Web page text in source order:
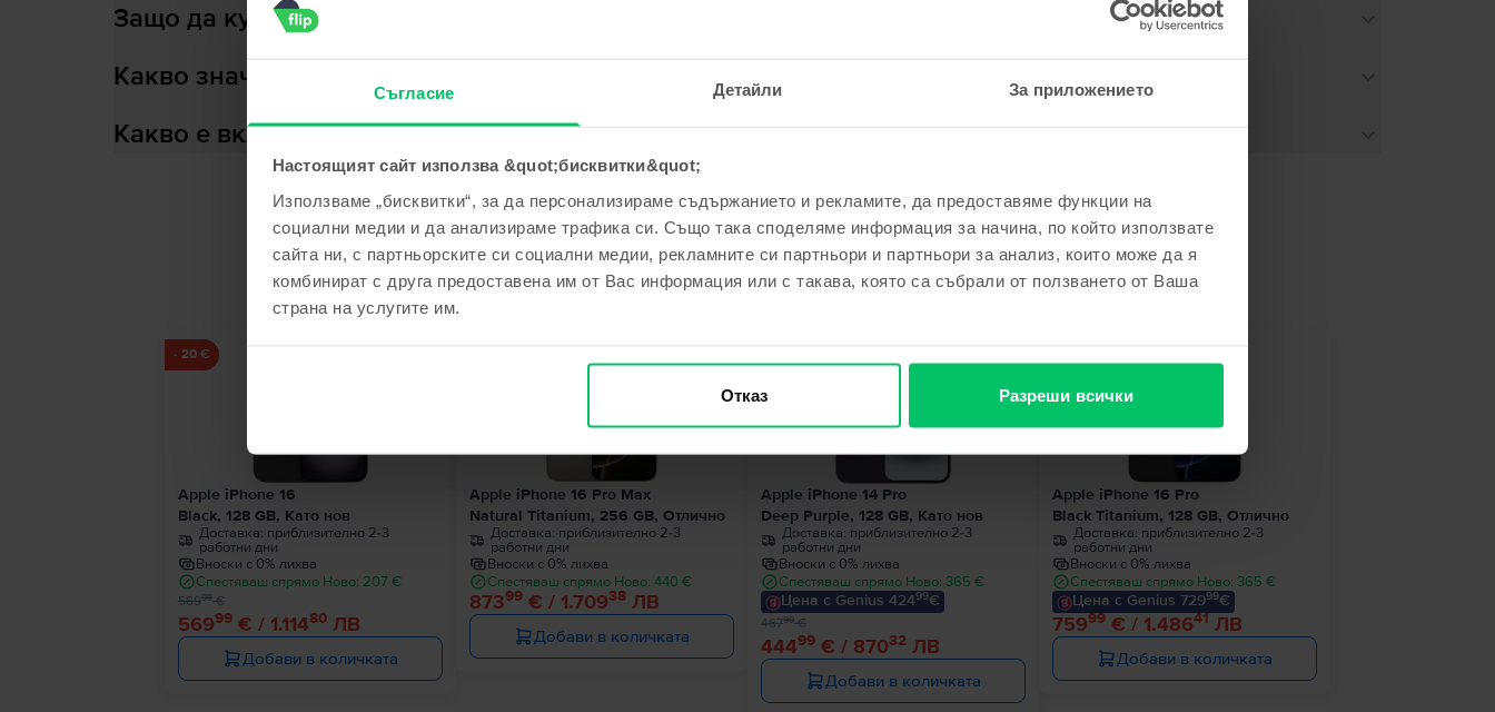
Съгласие Детайли За приложението
Настоящият сайт използва &quot;бисквитки&quot;
Използваме „бисквитки“, за да персонализираме съдържанието и рекламите, да предоставяме функции на
социални медии и да анализираме трафика си. Също така споделяме информация за начина, по който използвате
сайта ни, с партньорските си социални медии, рекламните си партньори и партньори за анализ, които може да я
комбинират с друга предоставена им от Вас информация или с такава, която са събрали от ползването от Ваша
страна на услугите им.
Отказ Разреши всички
Защо да купиш ремаркетирано устройство?
Какво значи здраве на батерията?
Какво е включено в кутията?
Сходни продукти с твоето търсене
- 20 €
Apple iPhone 16
Black, 128 GB, Като нов
Доставка: приблизително 2-3
работни дни
Вноски с 0% лихва
Спестяваш спрямо Ново: 207 €
56999€ / 1.11480ЛВ
58999€
Добави в количката
Apple iPhone 16 Pro Max
Natural Titanium, 256 GB, Отлично
Доставка: приблизително 2-3
работни дни
Вноски с 0% лихва
Спестяваш спрямо Ново: 440 €
87399€ / 1.70938ЛВ
Добави в количката
Apple iPhone 14 Pro
Deep Purple, 128 GB, Като нов
Доставка: приблизително 2-3
работни дни
Вноски с 0% лихва
Спестяваш спрямо Ново: 365 €
Цена с Genius 42499€
44499 € / 87032 ЛВ
46799€
Добави в количката
Apple iPhone 16 Pro
Black Titanium, 128 GB, Отлично
Доставка: приблизително 2-3
работни дни
Вноски с 0% лихва
Спестяваш спрямо Ново: 365 €
Цена с Genius 72999€
75999 € / 1.48641 ЛВ
Добави в количката